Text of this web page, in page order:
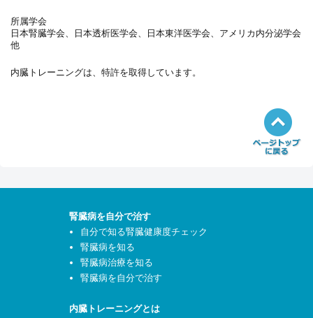
所属学会
日本腎臓学会、日本透析医学会、日本東洋医学会、アメリカ内分泌学会
他
内臓トレーニングは、特許を取得しています。
腎臓病を自分で治す
自分で知る腎臓健康度チェック
腎臓病を知る
腎臓病治療を知る
腎臓病を自分で治す
内臓トレーニングとは